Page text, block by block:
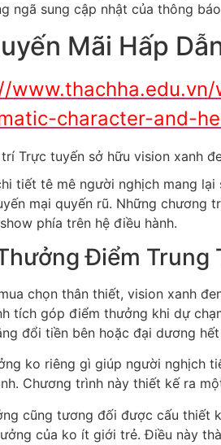
ngã sung cập nhật của thông
Mãi Hấp
character-and-
tiết tê mê người nghịch mang
mại quyến rũ. Những
phía trên hệ điều hành.
Điểm Trung
chọn thân thiết, vision xanh
tích góp điểm thưởng khi dự
đổi tiền bên hoặc đại dương
ko riêng gì giúp người nghịch
Chương trình này thiết kế ra
cũng tương đối được cấu thiết
của ko ít giới trẻ. Điều này